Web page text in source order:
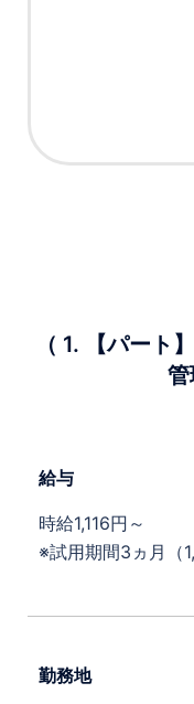
（ 1. 【パート
管
給与
時給1,116円～
※試用期間3ヵ月（
勤務地